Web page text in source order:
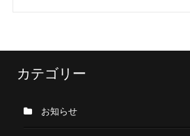
カテゴリー
お知らせ